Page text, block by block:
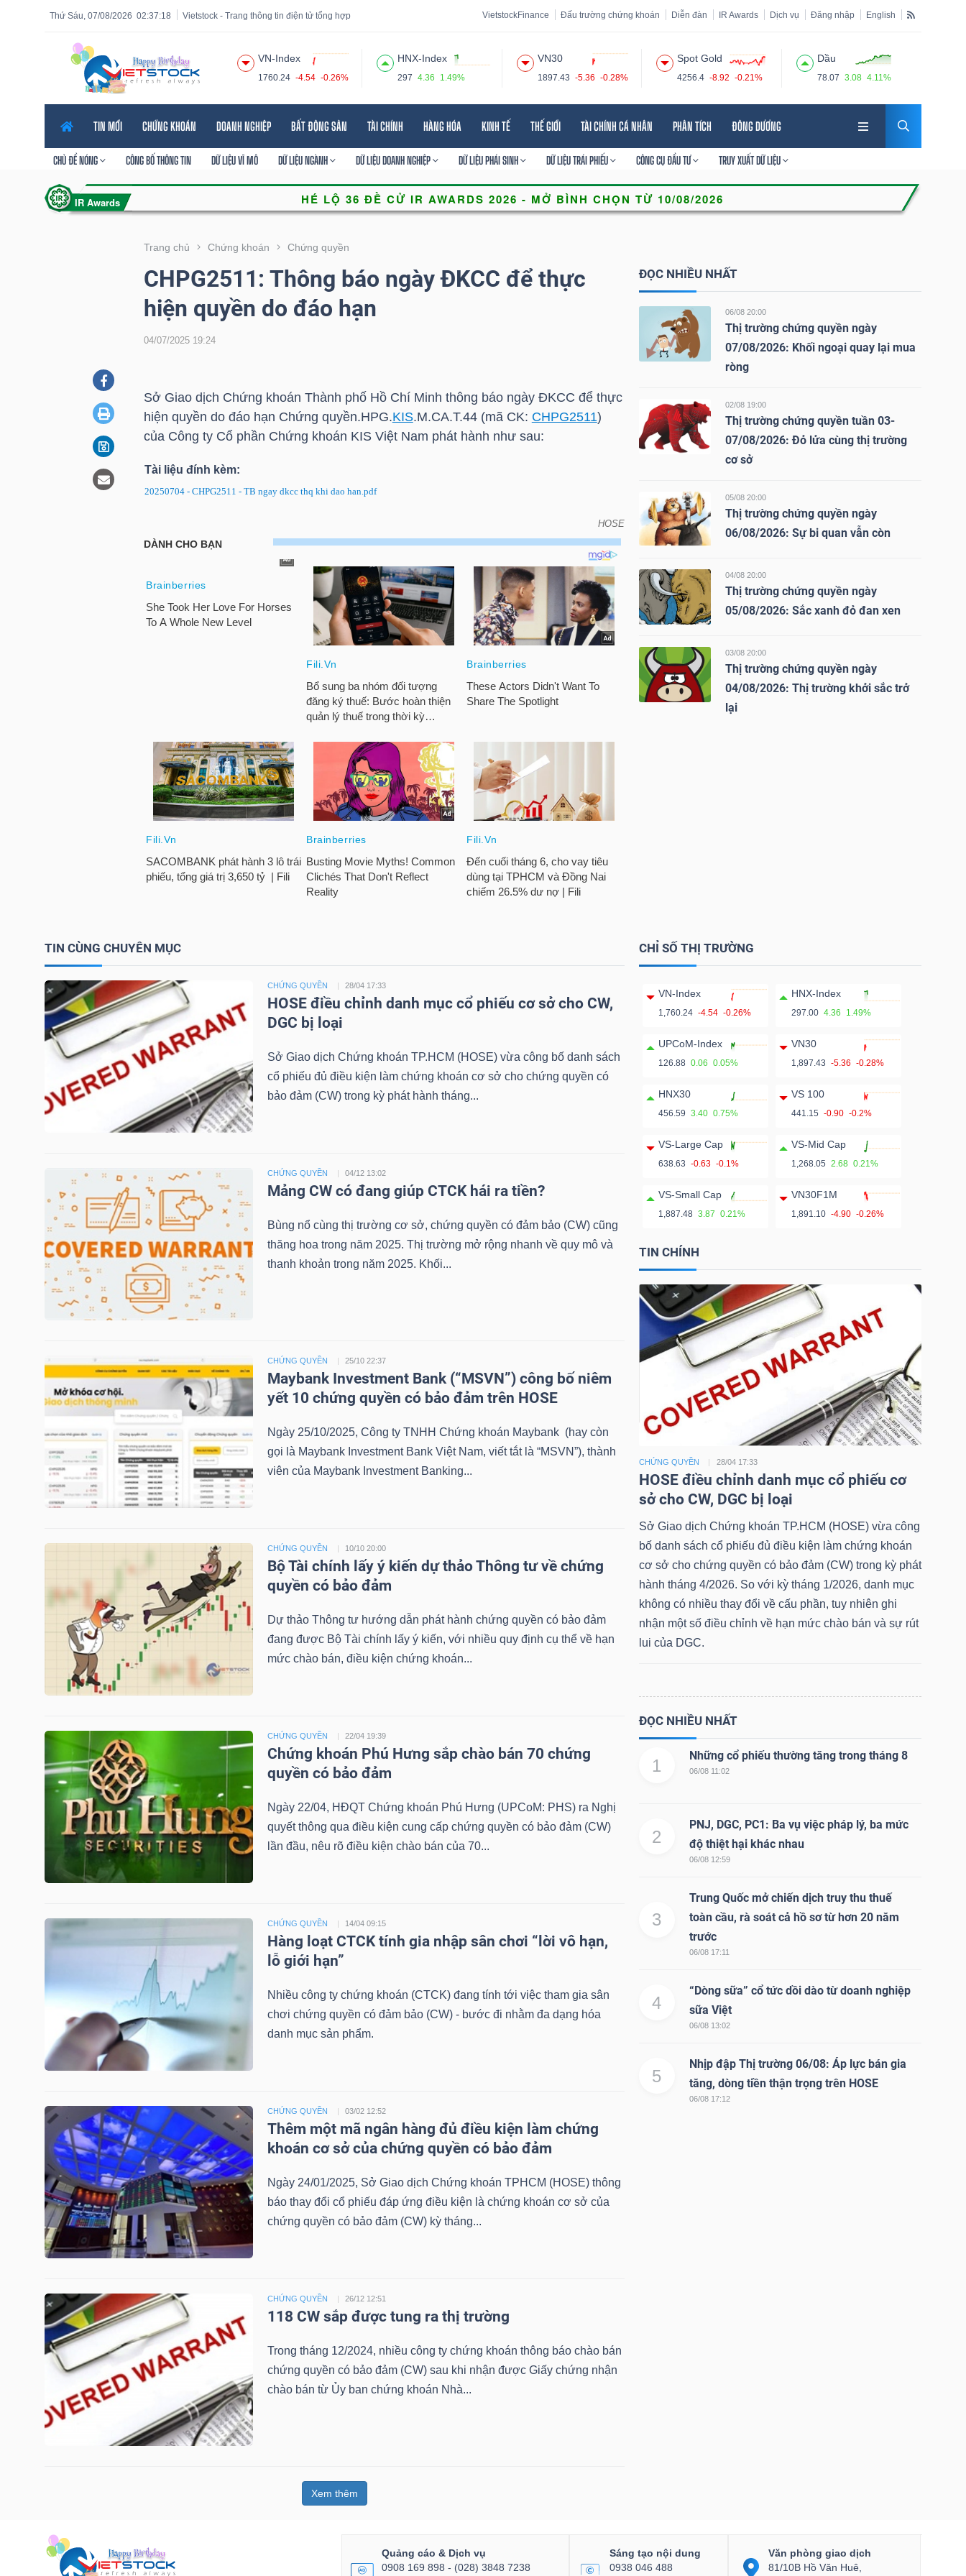
02:37:20
Thứ Sáu, 07/08/2026 Vietstock - Trang thông tin điện tử tổng hợp VietstockFinance Đấu trường chứng khoán Diễn đàn IR Awards Dịch vụ Đăng nhập English
VN-Index
1760.24 -4.54 -0.26%
HNX-Index
297 4.36 1.49%
VN30
1897.43 -5.36 -0.28%
Spot Gold
4256.4 -8.92 -0.21%
Dầu
78.07 3.08 4.11%
TIN MỚI CHỨNG KHOÁN DOANH NGHIỆP BẤT ĐỘNG SẢN TÀI CHÍNH HÀNG HÓA KINH TẾ THẾ GIỚI TÀI CHÍNH CÁ NHÂN PHÂN TÍCH ĐÔNG DƯƠNG
CHỦ ĐỀ NÓNG CÔNG BỐ THÔNG TIN DỮ LIỆU VĨ MÔ DỮ LIỆU NGÀNH DỮ LIỆU DOANH NGHIỆP DỮ LIỆU PHÁI SINH DỮ LIỆU TRÁI PHIẾU CÔNG CỤ ĐẦU TƯ TRUY XUẤT DỮ LIỆU
Trang chủ Chứng khoán Chứng quyền
CHPG2511: Thông báo ngày ĐKCC để thực
hiện quyền do đáo hạn
04/07/2025 19:24
Sở Giao dịch Chứng khoán Thành phố Hồ Chí Minh thông báo ngày ĐKCC để thực
hiện quyền do đáo hạn Chứng quyền.HPG.KIS.M.CA.T.44 (mã CK: CHPG2511)
của Công ty Cổ phần Chứng khoán KISViệt Nam phát hành như sau:
Tài liệu đính kèm:
20250704 - CHPG2511 - TB ngay dkcc thq khi dao han.pdf
HOSE
CHPG2511: Thông báo ngày ĐKCC để thực hiện quyền do đáo hạn
ĐỌC NHIỀU NHẤT
06/08 20:00
Thị trường chứng quyền ngày
07/08/2026: Khối ngoại quay lại mua
ròng
02/08 19:00
Thị trường chứng quyền tuần 03-
07/08/2026: Đỏ lửa cùng thị trường
cơ sở
05/08 20:00
Thị trường chứng quyền ngày
06/08/2026: Sự bi quan vẫn còn
04/08 20:00
Thị trường chứng quyền ngày
05/08/2026: Sắc xanh đỏ đan xen
03/08 20:00
Thị trường chứng quyền ngày
04/08/2026: Thị trường khởi sắc trở
lại
TIN CÙNG CHUYÊN MỤC
CHỨNG QUYỀN 28/04 17:33
HOSE điều chỉnh danh mục cổ phiếu cơ sở cho CW,
DGC bị loại
Sở Giao dịch Chứng khoán TP.HCM (HOSE) vừa công bố danh sách
cổ phiếu đủ điều kiện làm chứng khoán cơ sở cho chứng quyền có
bảo đảm (CW) trong kỳ phát hành tháng...
CHỨNG QUYỀN 04/12 13:02
Mảng CW có đang giúp CTCK hái ra tiền?
Bùng nổ cùng thị trường cơ sở, chứng quyền có đảm bảo (CW) cũng
thăng hoa trong năm 2025. Thị trường mở rộng nhanh về quy mô và
thanh khoản trong năm 2025. Khối...
CHỨNG QUYỀN 25/10 22:37
Maybank Investment Bank (“MSVN”) công bố niêm
yết 10 chứng quyền có bảo đảm trên HOSE
Ngày 25/10/2025, Công ty TNHH Chứng khoán Maybank (hay còn
gọi là Maybank Investment Bank Việt Nam, viết tắt là “MSVN”), thành
viên của Maybank Investment Banking...
CHỨNG QUYỀN 10/10 20:00
Bộ Tài chính lấy ý kiến dự thảo Thông tư về chứng
quyền có bảo đảm
Dự thảo Thông tư hướng dẫn phát hành chứng quyền có bảo đảm
đang được Bộ Tài chính lấy ý kiến, với nhiều quy định cụ thể về hạn
mức chào bán, điều kiện chứng khoán...
CHỨNG QUYỀN 22/04 19:39
Chứng khoán Phú Hưng sắp chào bán 70 chứng
quyền có bảo đảm
Ngày 22/04, HĐQT Chứng khoán Phú Hưng (UPCoM: PHS) ra Nghị
quyết thông qua điều kiện cung cấp chứng quyền có bảo đảm (CW)
lần đầu, nêu rõ điều kiện chào bán của 70...
CHỨNG QUYỀN 14/04 09:15
Hàng loạt CTCK tính gia nhập sân chơi “lời vô hạn,
lỗ giới hạn”
Nhiều công ty chứng khoán (CTCK) đang tính tới việc tham gia sân
chơi chứng quyền có đảm bảo (CW) - bước đi nhằm đa dạng hóa
danh mục sản phẩm.
CHỨNG QUYỀN 03/02 12:52
Thêm một mã ngân hàng đủ điều kiện làm chứng
khoán cơ sở của chứng quyền có bảo đảm
Ngày 24/01/2025, Sở Giao dịch Chứng khoán TPHCM (HOSE) thông
báo thay đổi cổ phiếu đáp ứng điều kiện là chứng khoán cơ sở của
chứng quyền có bảo đảm (CW) kỳ tháng...
CHỨNG QUYỀN 26/12 12:51
118 CW sắp được tung ra thị trường
Trong tháng 12/2024, nhiều công ty chứng khoán thông báo chào bán
chứng quyền có bảo đảm (CW) sau khi nhận được Giấy chứng nhận
chào bán từ Ủy ban chứng khoán Nhà...
Xem thêm
CHỈ SỐ THỊ TRƯỜNG
VN-Index
1,760.24 -4.54 -0.26%
HNX-Index
297.00 4.36 1.49%
UPCoM-Index
126.88 0.06 0.05%
VN30
1,897.43 -5.36 -0.28%
HNX30
456.59 3.40 0.75%
VS 100
441.15 -0.90 -0.2%
VS-Large Cap
638.63 -0.63 -0.1%
VS-Mid Cap
1,268.05 2.68 0.21%
VS-Small Cap
1,887.48 3.87 0.21%
VN30F1M
1,891.10 -4.90 -0.26%
TIN CHÍNH
CHỨNG QUYỀN 28/04 17:33
HOSE điều chỉnh danh mục cổ phiếu cơ
sở cho CW, DGC bị loại
Sở Giao dịch Chứng khoán TP.HCM (HOSE) vừa công
bố danh sách cổ phiếu đủ điều kiện làm chứng khoán
cơ sở cho chứng quyền có bảo đảm (CW) trong kỳ phát
hành tháng 4/2026. So với kỳ tháng 1/2026, danh mục
không có nhiều thay đổi về cấu phần, tuy nhiên ghi
nhận một số điều chỉnh về hạn mức chào bán và sự rút
lui của DGC.
ĐỌC NHIỀU NHẤT
1
Những cổ phiếu thường tăng trong tháng 8
06/08 11:02
2
PNJ, DGC, PC1: Ba vụ việc pháp lý, ba mức
độ thiệt hại khác nhau
06/08 12:59
3
Trung Quốc mở chiến dịch truy thu thuế
toàn cầu, rà soát cả hồ sơ từ hơn 20 năm
trước
06/08 17:11
4
“Dòng sữa” cổ tức dồi dào từ doanh nghiệp
sữa Việt
06/08 13:02
5
Nhịp đập Thị trường 06/08: Áp lực bán gia
tăng, dòng tiền thận trọng trên HOSE
06/08 17:12
Quảng cáo & Dịch vụ
0908 169 898 - (028) 3848 7238
Sáng tạo nội dung
0938 046 488
Văn phòng giao dịch
81/10B Hồ Văn Huê,
Tính năng
năng
VIETSTOCK
CHÍNH
VIETSTOCKFINANCE
DOANH
TRUY
Ngành
SECTOR
NĂNG
LƯỢNG
LIỆU
NGHIỆP
KHÔNG